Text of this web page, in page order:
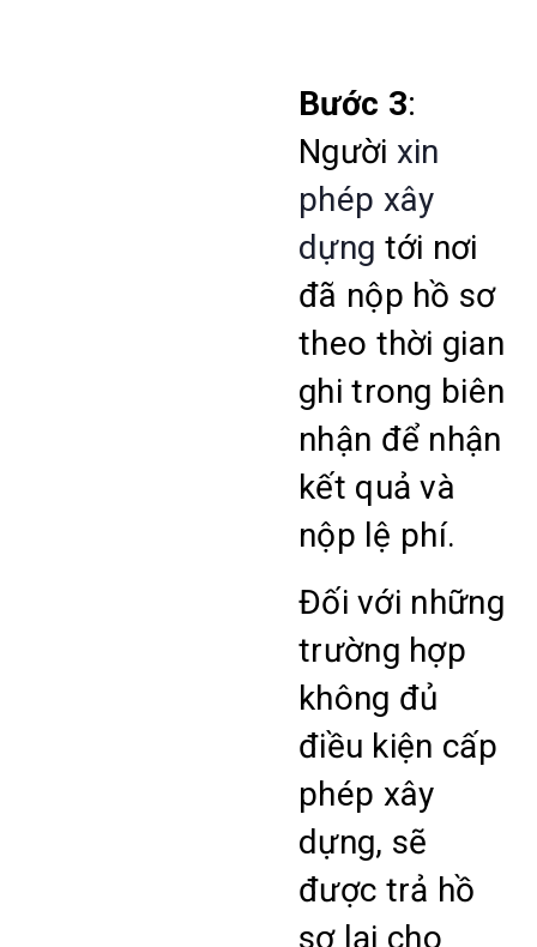
Bước 3:
Người xin
phép xây
dựng tới nơi
đã nộp hồ sơ
theo thời gian
ghi trong biên
nhận để nhận
kết quả và
nộp lệ phí.
Đối với những
trường hợp
không đủ
điều kiện cấp
phép xây
dựng, sẽ
được trả hồ
sơ lại cho